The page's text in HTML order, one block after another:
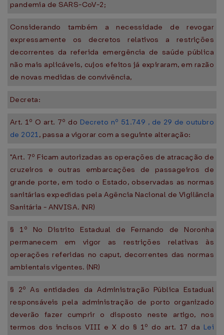
pandemia de SARS-CoV-2;
Considerando também a necessidade de revogar
expressamente os decretos relativos a restrições
decorrentes da referida emergência de saúde pública
não mais aplicáveis, cujos efeitos já expiraram, em razão
de novas medidas de convivência,
Decreta:
Art. 1º O art. 7º do Decreto nº 51.749 , de 29 de outubro
de 2021, passa a vigorar com a seguinte alteração:
"Art. 7º Ficam autorizadas as operações de atracação de
cruzeiros e outras embarcações de passageiros de
grande porte, em todo o Estado, observadas as normas
sanitárias expedidas pela Agência Nacional de Vigilância
Sanitária - ANVISA. (NR)
§ 1º No Distrito Estadual de Fernando de Noronha
permanecem em vigor as restrições relativas às
operações referidas no caput, decorrentes das normas
ambientais vigentes. (NR)
§ 2º As entidades da Administração Pública Estadual
responsáveis pela administração de porto organizado
deverão fazer cumprir o disposto neste artigo, nos
termos dos incisos VIII e X do § 1º do art. 17 da Lei